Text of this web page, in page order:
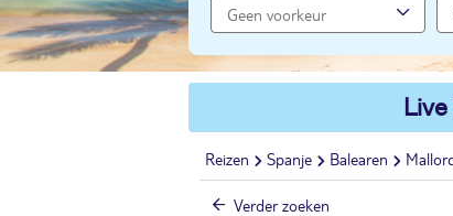
Reizen Spanje Balearen
Verder zoeken